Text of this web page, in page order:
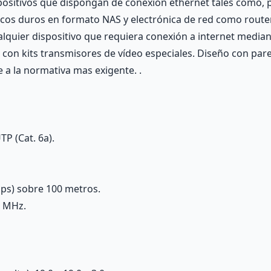
duros en formato NAS y electrónica de red como
dispositivo que requiera conexión a internet
kits transmisores de vídeo especiales. Diseño con
la normativa mas exigente. .
(Cat. 6a).
sobre 100 metros.